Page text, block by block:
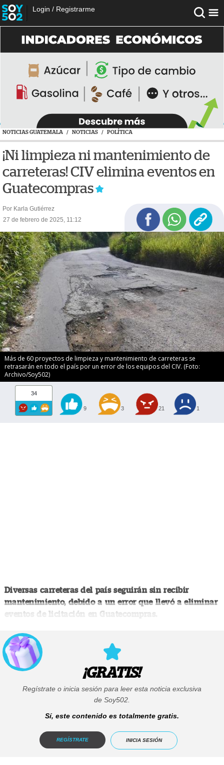
Login / Registrarme
NOTICIAS GUATEMALA / NOTICIAS / POLÍTICA
¡Ni limpieza ni mantenimiento de
carreteras! CIV elimina eventos en
Guatecompras
Por Karla Gutiérrez
27 de febrero de 2025, 11:12
Más de 60 proyectos de limpieza y mantenimiento de carreteras se
retrasarán en todo el país por un error de los equipos del CIV. (Foto:
Archivo/Soy502)
34
9 3 21 1
Diversas carreteras del país seguirán sin recibir
mantenimiento, debido a un error que llevó a eliminar
eventos de licitación en Guatecompras.
¡GRATIS!
Regístrate o inicia sesión para leer esta noticia exclusiva
de Soy502.
Sí, este contenido es totalmente gratis.
REGÍSTRATE INICIA SESIÓN